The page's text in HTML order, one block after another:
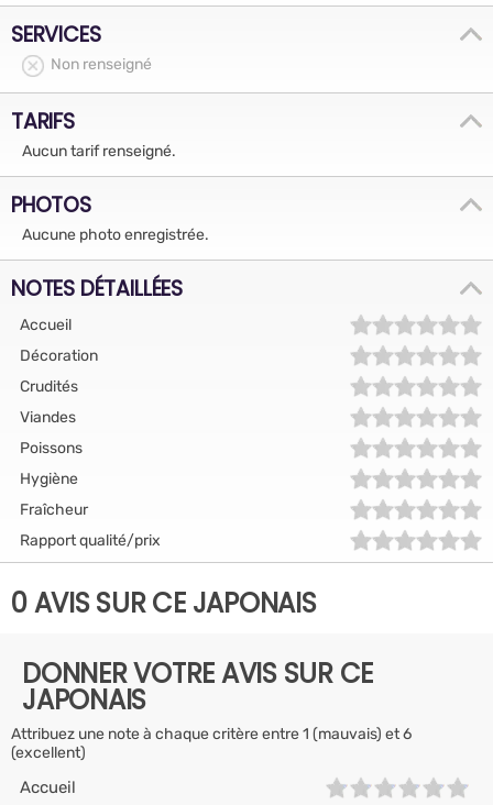
SERVICES
Non renseigné
TARIFS
Aucun tarif renseigné.
PHOTOS
Aucune photo enregistrée.
NOTES DÉTAILLÉES
Accueil
Décoration
Crudités
Viandes
Poissons
Hygiène
Fraîcheur
Rapport qualité/prix
0 AVIS SUR CE JAPONAIS
DONNER VOTRE AVIS SUR CE
JAPONAIS
Attribuez une note à chaque critère entre 1 (mauvais) et 6
(excellent)
Accueil